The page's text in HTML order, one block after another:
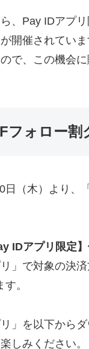
、Pay IDアプ
開催されてい
で、この機会
フォロー
日（木）より、
IDアプリ限定
リ」で対象の決
す。
リ」を以下から
しみください。